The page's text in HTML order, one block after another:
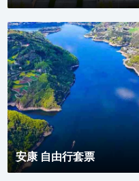
安康 自由行套票